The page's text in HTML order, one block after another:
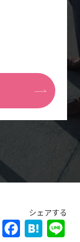
Facebook
Hatena